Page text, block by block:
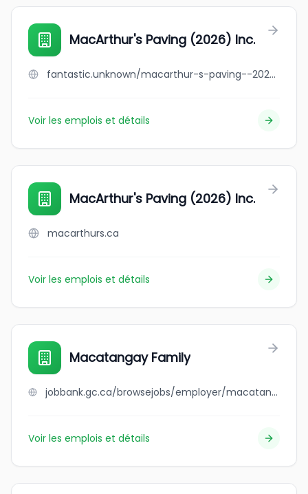
MacArthur's Paving (2026) Inc.
fantastic.unknown/macarthur-s-paving--2026--inc
Voir les emplois et détails
MacArthur's Paving (2026) Inc.
macarthurs.ca
Voir les emplois et détails
Macatangay Family
jobbank.gc.ca/browsejobs/employer/macatangay+family/ca
Voir les emplois et détails